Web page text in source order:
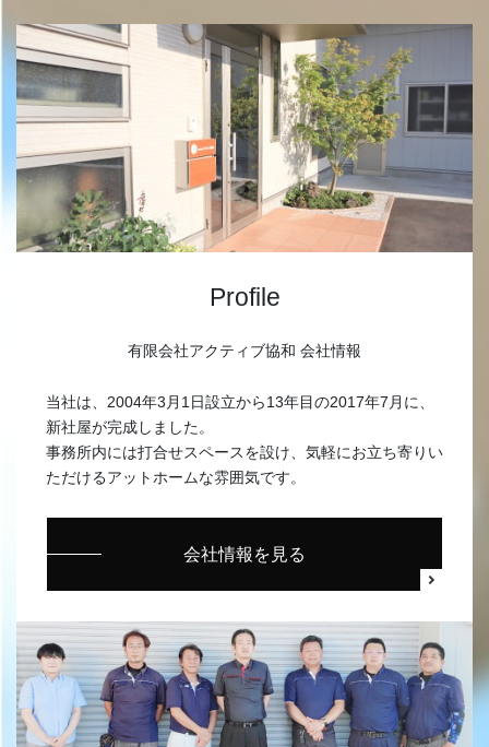
Profile
有限会社アクティブ協和 会社情報
当社は、2004年3月1日設立から13年目の2017年7月に、
新社屋が完成しました。
事務所内には打合せスペースを設け、気軽にお立ち寄りい
ただけるアットホームな雰囲気です。
会社情報を見る